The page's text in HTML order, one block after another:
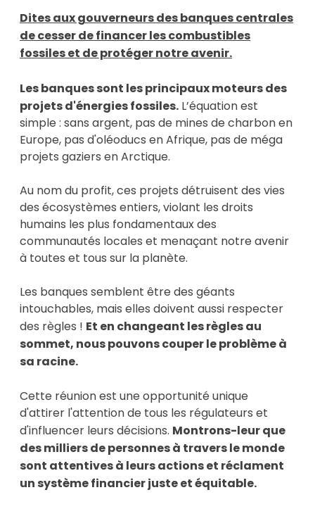
Dites aux gouverneurs des banques centrales
de cesser de financer les combustibles
fossiles et de protéger notre avenir.
Les banques sont les principaux moteurs des
projets d'énergies fossiles. L’équation est
simple : sans argent, pas de mines de charbon en
Europe, pas d'oléoducs en Afrique, pas de méga
projets gaziers en Arctique.
Au nom du profit, ces projets détruisent des vies
des écosystèmes entiers, violant les droits
humains les plus fondamentaux des
communautés locales et menaçant notre avenir
à toutes et tous sur la planète.
Les banques semblent être des géants
intouchables, mais elles doivent aussi respecter
des règles ! Et en changeant les règles au
sommet, nous pouvons couper le problème à
sa racine.
Cette réunion est une opportunité unique
d'attirer l'attention de tous les régulateurs et
d'influencer leurs décisions. Montrons-leur que
des milliers de personnes à travers le monde
sont attentives à leurs actions et réclament
un système financier juste et équitable.